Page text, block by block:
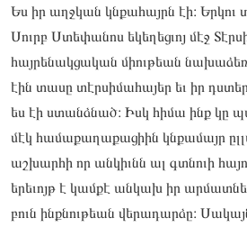
Ես իր աղջկան կնքահայրն էի։ Երկու
Սուրբ Ստեփանոս եկեղեցւոյ մէջ
հայրենակցական միութեան
էին տասը տէրսիմահայեր եւ իր
ես էի ստանձնած։ Իսկ հիմա ինք կը
մէկ համաքաղաքացիին կնքամայր
աշխարհի որ անկիւնն ալ գտնուի
երեւոյթ է կամքէ անկախ իր
բուն ինքնութեան վերադարձը։